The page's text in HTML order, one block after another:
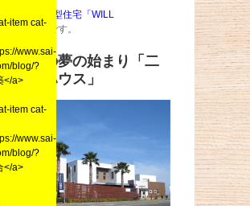
ダーメイド型住宅「WILL
」
です。
の方の夢の始まり「二
デルハウス」
item cat-
www.sai-
blog/?
</a>
item cat-
www.sai-
blog/?
</a>